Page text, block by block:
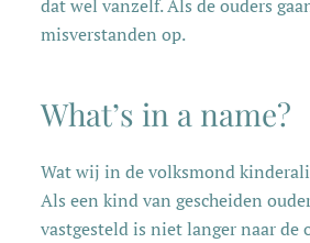
dat wel vanzelf. Als de ouders
misverstanden op.
What’s in a name?
Wat wij in de volksmond
Als een kind van gescheiden
vastgesteld is niet langer naar de